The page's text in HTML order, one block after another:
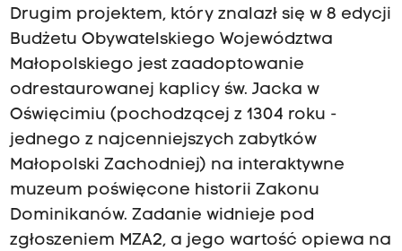
Drugim projektem, który znalazł się w 8 edycji
Budżetu Obywatelskiego Województwa
Małopolskiego jest zaadoptowanie
odrestaurowanej kaplicy św. Jacka w
Oświęcimiu (pochodzącej z 1304 roku -
jednego z najcenniejszych zabytków
Małopolski Zachodniej) na interaktywne
muzeum poświęcone historii Zakonu
Dominikanów. Zadanie widnieje pod
zgłoszeniem MZA2, a jego wartość opiewa na